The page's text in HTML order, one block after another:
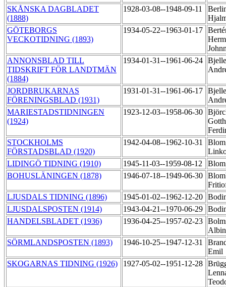
SKÅNSKA DAGBLADET
(1888)
1928-03-08--1948-09-11
GÖTEBORGS
VECKOTIDNING (1893)
1934-05-22--1963-01-17
ANNONSBLAD TILL
TIDSKRIFT FÖR LANDTMÄN
(1884)
1934-01-31--1961-06-24
JORDBRUKARNAS
FÖRENINGSBLAD (1931)
1931-01-31--1961-06-17
MARIESTADSTIDNINGEN
(1924)
1923-12-03--1958-06-30
STOCKHOLMS
FÖRSTADSBLAD (1920)
1942-04-08--1962-10-31
LIDINGÖ TIDNING (1910)
1945-11-03--1959-08-12
BOHUSLÄNINGEN (1878)
1946-07-18--1949-06-30
LJUSDALS TIDNING (1896)
1945-01-02--1962-12-20
LJUSDALSPOSTEN (1914)
1943-04-21--1970-06-29
HANDELSBLADET (1936)
1936-04-25--1957-02-23
SÖRMLANDSPOSTEN (1893)
1946-10-25--1947-12-31
Emil
SKOGARNAS TIDNING (1926)
1927-05-02--1951-12-28